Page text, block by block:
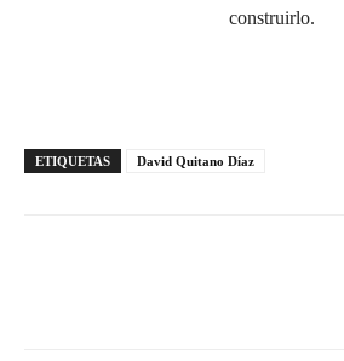
construirlo.
ETIQUETAS David Quitano Díaz